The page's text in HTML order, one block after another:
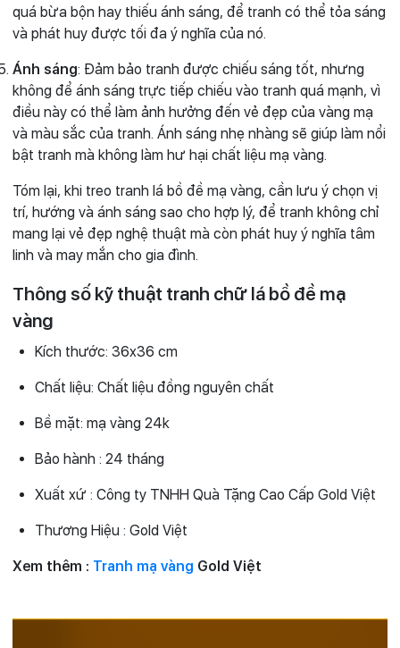
quá bừa bộn hay thiếu ánh sáng, để tranh có thể tỏa sáng
và phát huy được tối đa ý nghĩa của nó.
Ánh sáng: Đảm bảo tranh được chiếu sáng tốt, nhưng
không để ánh sáng trực tiếp chiếu vào tranh quá mạnh, vì
điều này có thể làm ảnh hưởng đến vẻ đẹp của vàng mạ
và màu sắc của tranh. Ánh sáng nhẹ nhàng sẽ giúp làm nổi
bật tranh mà không làm hư hại chất liệu mạ vàng.
Tóm lại, khi treo tranh lá bồ đề mạ vàng, cần lưu ý chọn vị
trí, hướng và ánh sáng sao cho hợp lý, để tranh không chỉ
mang lại vẻ đẹp nghệ thuật mà còn phát huy ý nghĩa tâm
linh và may mắn cho gia đình.
Thông số kỹ thuật tranh chữ lá bồ đề mạ
vàng
Kích thước: 36x36 cm
Chất liệu: Chất liệu đồng nguyên chất
Bề mặt: mạ vàng 24k
Bảo hành : 24 tháng
Xuất xứ : Công ty TNHH Quà Tặng Cao Cấp Gold Việt
Thương Hiệu : Gold Việt
Xem thêm : Tranh mạ vàng Gold Việt